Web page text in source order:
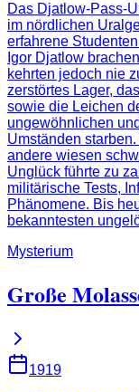
Das Djatlow-Pass-
im nördlichen
erfahrene
Igor Djatlow
kehrten jedoch nie
zerstörtes Lager,
sowie die Leichen
ungewöhnlichen
Umständen
andere wiesen
Unglück führte zu
militärische Tests,
Phänomene. Bis
bekanntesten
Mysterium
Große
1919